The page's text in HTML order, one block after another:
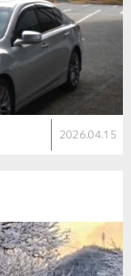
2026.04.15